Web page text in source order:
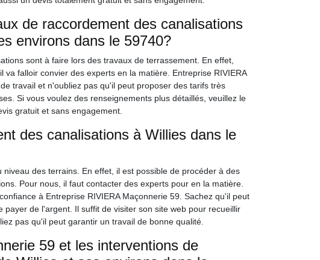
de raccordement des canalisations
environs dans le 59740?
sont à faire lors des travaux de terrassement. En effet,
falloir convier des experts en la matière. Entreprise RIVIERA
travail et n'oubliez pas qu'il peut proposer des tarifs très
Si vous voulez des renseignements plus détaillés, veuillez le
gratuit et sans engagement.
des canalisations à Willies dans le
des terrains. En effet, il est possible de procéder à des
Pour nous, il faut contacter des experts pour en la matière.
à Entreprise RIVIERA Maçonnerie 59. Sachez qu'il peut
de l'argent. Il suffit de visiter son site web pour recueillir
pas qu'il peut garantir un travail de bonne qualité.
59 et les interventions de